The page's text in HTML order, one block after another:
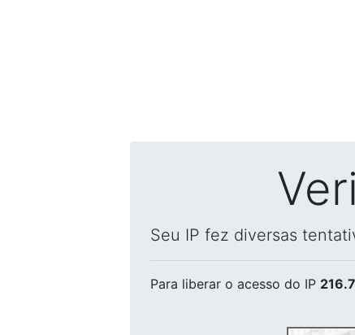
Seu IP fez diversas
Para liberar o acesso do IP